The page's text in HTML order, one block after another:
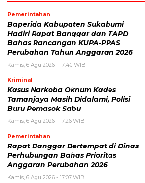
Pemerintahan
Baperida Kabupaten Sukabumi
Hadiri Rapat Banggar dan TAPD
Bahas Rancangan KUPA-PPAS
Perubahan Tahun Anggaran 2026
Kamis, 6 Agu 2026 - 17:40 WIB
Kriminal
Kasus Narkoba Oknum Kades
Tamanjaya Masih Didalami, Polisi
Buru Pemasok Sabu
Kamis, 6 Agu 2026 - 17:26 WIB
Pemerintahan
Rapat Banggar Bertempat di Dinas
Perhubungan Bahas Prioritas
Anggaran Perubahan 2026
Kamis, 6 Agu 2026 - 17:07 WIB